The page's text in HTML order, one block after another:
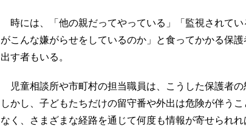
時には、「他の親だってやっている」「監視されて
がこんな嫌がらせをしているのか」と食ってかかる保
出す者もいる。
児童相談所や市町村の担当職員は、こうした保護者の
しかし、子どもたちだけの留守番や外出は危険が伴う
なく、さまざまな経路を通じて何度も情報が寄せられ